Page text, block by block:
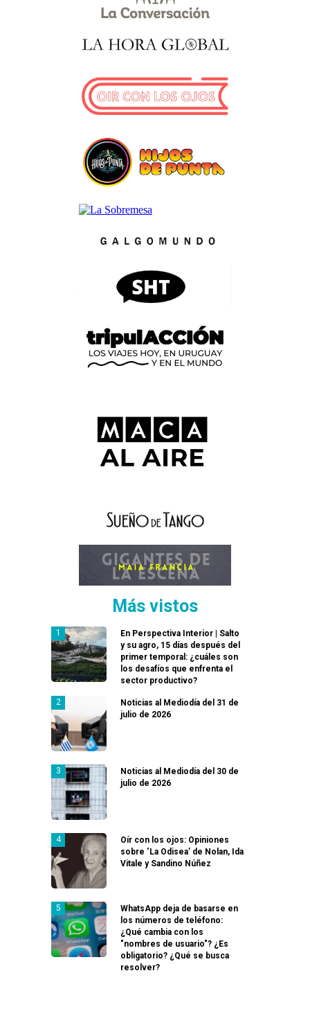
Más vistos
En Perspectiva Interior | Salto
y su agro, 15 días después del
primer temporal: ¿cuáles son
los desafíos que enfrenta el
sector productivo?
Noticias al Mediodía del 31 de
julio de 2026
Noticias al Mediodía del 30 de
julio de 2026
Oír con los ojos: Opiniones
sobre ‘La Odisea’ de Nolan, Ida
Vitale y Sandino Núñez
WhatsApp deja de basarse en
los números de teléfono:
¿Qué cambia con los
"nombres de usuario"? ¿Es
obligatorio? ¿Qué se busca
resolver?